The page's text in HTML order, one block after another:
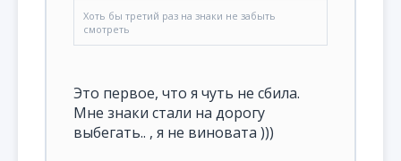
Хоть бы третий раз на знаки не забыть
смотреть
Это первое, что я чуть не сбила.
Мне знаки стали на дорогу
выбегать.. , я не виновата )))